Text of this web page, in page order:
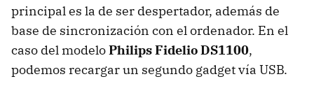
principal es la de ser despertador, además de
base de sincronización con el ordenador. En el
caso del modeloPhilips Fidelio DS1100,
podemos recargar un segundo gadget vía USB.